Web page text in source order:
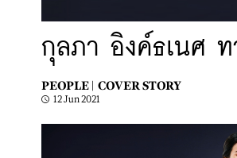
กุลภา อิงค์ธเนศ ท
PEOPLE | COVER STORY
12 Jun 2021